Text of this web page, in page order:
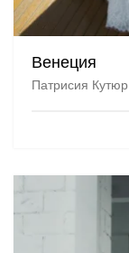
Венеция
Патрисия Кутюр